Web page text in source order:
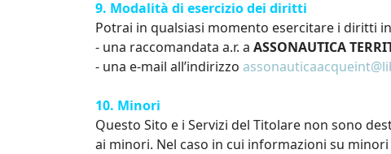
9. Modalità di esercizio dei diritti
Potrai in qualsiasi momento esercitare i diritti
- una raccomandata a.r. a ASSONAUTICA
- una e-mail all’indirizzo
10. Minori
Questo Sito e i Servizi del Titolare non sono
ai minori. Nel caso in cui informazioni su